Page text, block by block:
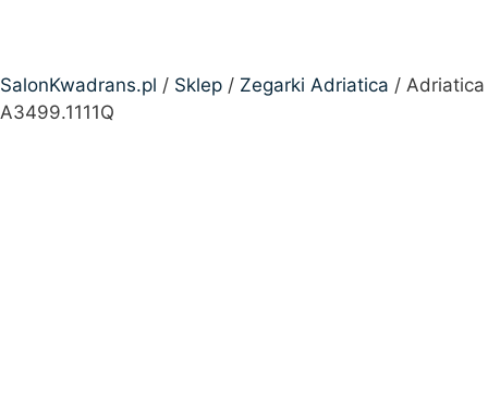
SalonKwadrans.pl / Sklep / Zegarki Adriatica / Adriatica
A3499.1111Q